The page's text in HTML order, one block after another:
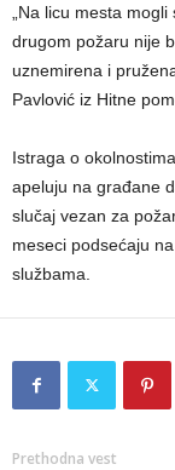
„Na licu mesta
drugom požaru nije
uznemirena i
Pavlović iz Hitne
Istraga o
apeluju na građane
slučaj vezan za
meseci podsećaju
službama.
Prethodna vest